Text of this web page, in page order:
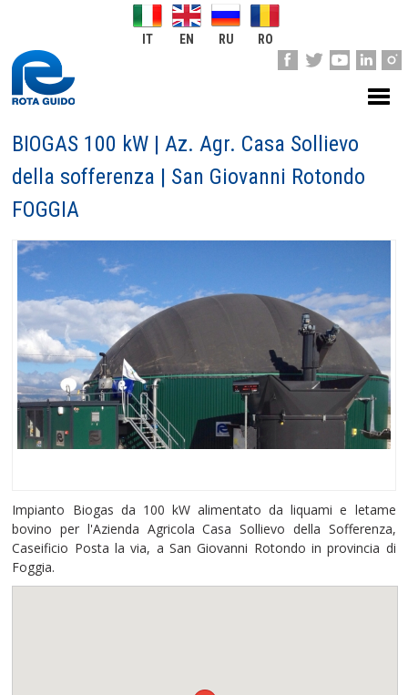
IT EN RU RO
BIOGAS 100 kW | Az. Agr. Casa Sollievo
della sofferenza | San Giovanni Rotondo
FOGGIA
Impianto Biogas da 100 kW alimentato da liquami e letame
bovino per l'Azienda Agricola Casa Sollievo della Sofferenza,
Caseificio Posta la via, a San Giovanni Rotondo in provincia di
Foggia.